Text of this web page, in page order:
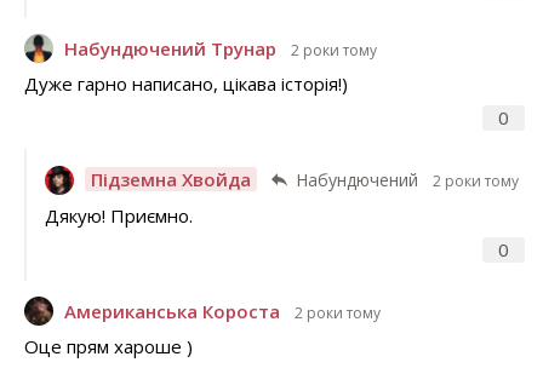
Набундючений Трунар 2 роки тому
0
Дуже гарно написано, цікава історія!)
Підземна Хвойда Набундючений 2 роки тому
0
Дякую! Приємно.
Американська Короста 2 роки тому
Оце прям хароше )